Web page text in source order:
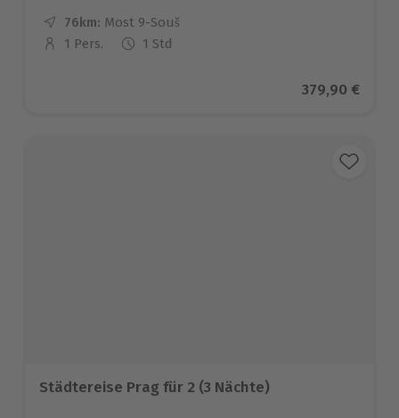
76km: Entfernung
Standort
Most 9-Souš
Anzahl der Teilnehmer
1 Pers. 1 Std
Aktueller
379,90 €
Städtereise Prag für 2 (3 Nächte)